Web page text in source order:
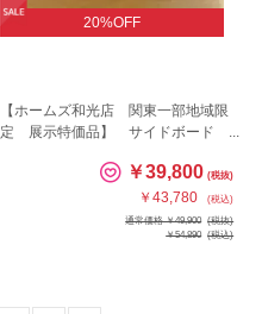
20%OFF
【ホームズ和光店 関東一部地域限
定 展示特価品】 サイドボード ...
￥39,800 (税抜)
￥43,780
(税込)
通常価格 ￥49,900 (税抜)
￥54,890 (税込)